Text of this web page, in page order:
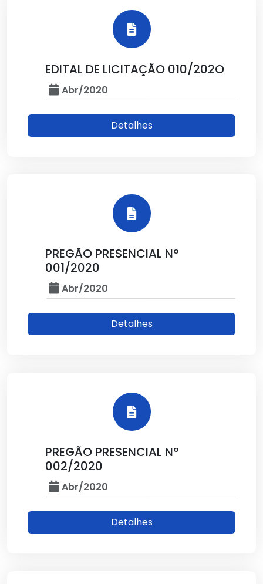
EDITAL DE LICITAÇÃO 010/202O
Abr/2020
Detalhes
PREGÃO PRESENCIAL Nº
001/2020
Abr/2020
Detalhes
PREGÃO PRESENCIAL Nº
002/2020
Abr/2020
Detalhes